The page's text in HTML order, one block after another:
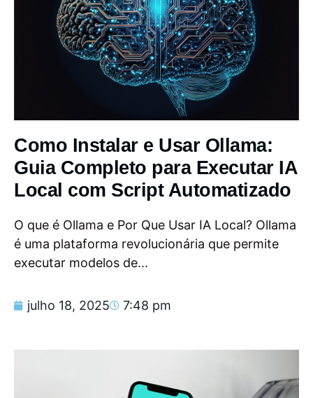
Como Instalar e Usar Ollama:
Guia Completo para Executar IA
Local com Script Automatizado
O que é Ollama e Por Que Usar IA Local? Ollama
é uma plataforma revolucionária que permite
executar modelos de...
julho 18, 2025 7:48 pm